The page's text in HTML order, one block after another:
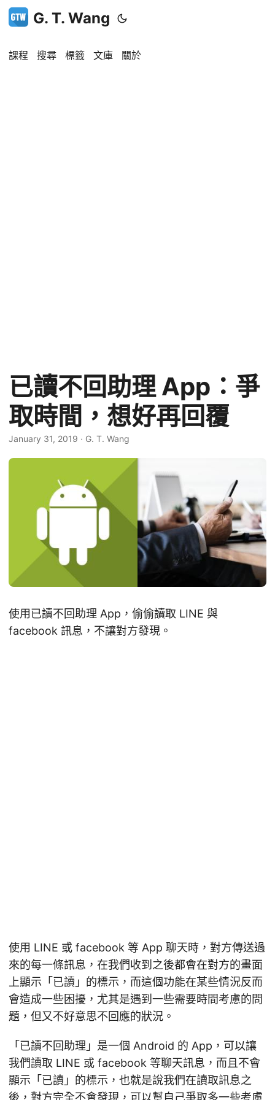
G. T. Wang
課程 搜尋 標籤 文庫 關於
已讀不回助理 App：爭
取時間，想好再回覆
January 31, 2019 · G. T. Wang
使用已讀不回助理 App，偷偷讀取 LINE 與
facebook 訊息，不讓對方發現。
使用 LINE 或 facebook 等 App 聊天時，對方傳送過
來的每一條訊息，在我們收到之後都會在對方的畫面
上顯示「已讀」的標示，而這個功能在某些情況反而
會造成一些困擾，尤其是遇到一些需要時間考慮的問
題，但又不好意思不回應的狀況。
「已讀不回助理」是一個 Android 的 App，可以讓
我們讀取 LINE 或 facebook 等聊天訊息，而且不會
顯示「已讀」的標示，也就是說我們在讀取訊息之
後，對方完全不會發現，可以幫自己爭取多一些考慮